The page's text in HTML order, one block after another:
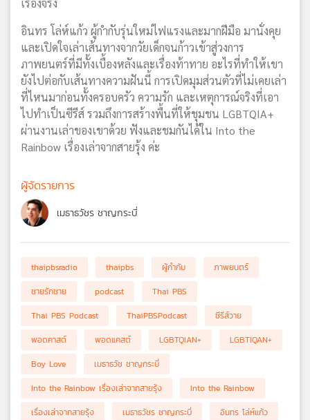
เรื่องจริง
อินทร โล่ห์แก้ว ผู้กำกับรุ่นใหม่ไฟแรงและมากฝีมือ มานั่งคุย
และเปิดใจเล่าเส้นทางจากวัยเด็กจนก้าวเข้าสู่วงการ
ภาพยนตร์ที่มีทั้งเบื้องหลังและเรื่องท้าทาย อะไรที่ทำให้เขา
ยังไปต่อกับเส้นทางความฝันนี้ การเปิดมุมส่วนตัวที่ไม่เคยเล่า
ที่ไหนมาก่อนทั้งครอบครัว ความรัก และเหตุการณ์จริงที่เอา
ไปทำเป็นซีรีส์ รวมถึงการสร้างพื้นที่ให้ชุมชน LGBTQIA+
ผ่านงานเล่าของเขาด้วย ฟังและชมกันได้ใน Into the
Rainbow เรื่องเล่าจากสายรุ้ง ค่ะ
ผู้จัดรายการ
เมธาธวัชร ชาญกระบี่
thaipbsradio thaipbs ผู้กำกับ
ภาพยนตร์
ชายรักชาย
podcast
Thai PBS
Thai PBS Podcast
ThaiPBSPodcast
ซีรีส์วาย
พอดคาสต์
พอดแคสต์ LGBTQIAN+
LGBTIQAN+
Boy Love
เมธาธวัช ชาญกระบี่
Into the Rainbow เรื่องเล่าจากสายรุ้ง
Into the Rainbow
เรื่องเล่าจากสายรุ้ง
เมธาธวัชร ชาญกระบี่
อินทร โล่ห์แก้ว